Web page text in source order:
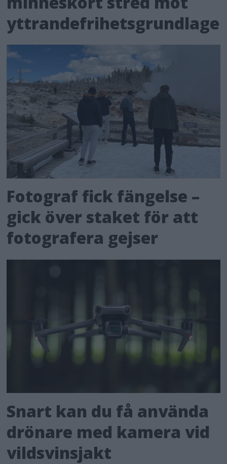
Fotograf fick fängelse –
gick över staket för att
fotografera gejser
Snart kan du få använda
drönare med kamera vid
vildsvinsjakt